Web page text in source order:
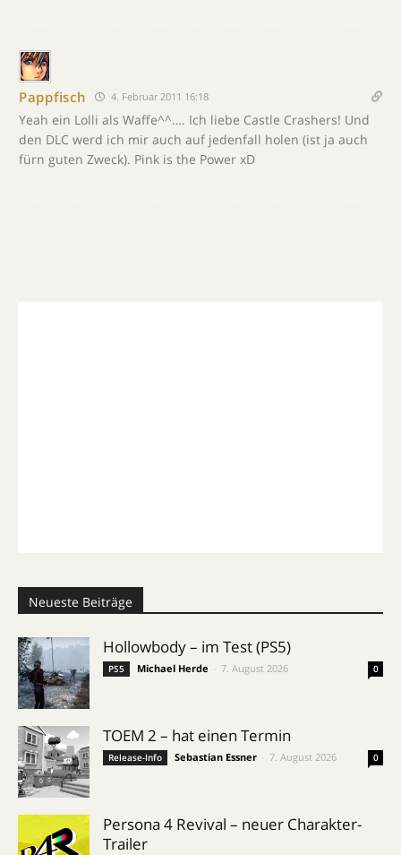
Pappfisch 4. Februar 2011 16:18
Yeah ein Lolli als Waffe^^…. Ich liebe Castle Crashers! Und
den DLC werd ich mir auch auf jedenfall holen (ist ja auch
fürn guten Zweck). Pink is the Power xD
Neueste Beiträge
Hollowbody – im Test (PS5)
PS5 Michael Herde 7. August 2026 0
TOEM 2 – hat einen Termin
Release-Info Sebastian Essner 7. August 2026 0
Persona 4 Revival – neuer Charakter-
Trailer